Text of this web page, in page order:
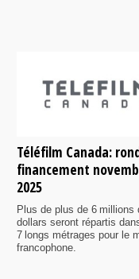
Téléfilm Canada:
financement
2025
Plus de plus de 6 millions
dollars seront répartis
7 longs métrages pour le
francophone.